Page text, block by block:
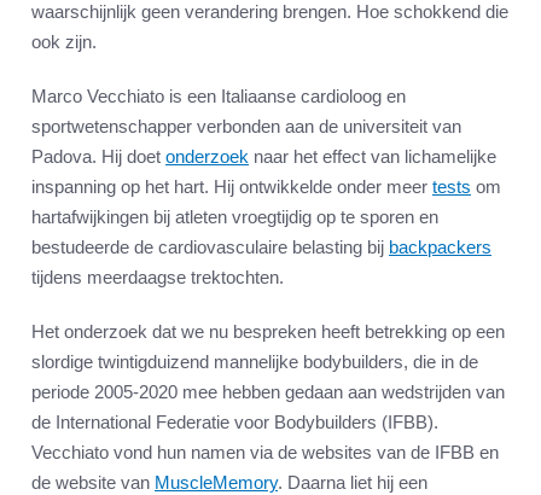
waarschijnlijk geen verandering brengen. Hoe schokkend die
ook zijn.
Marco Vecchiato is een Italiaanse cardioloog en
sportwetenschapper verbonden aan de universiteit van
Padova. Hij doet onderzoek naar het effect van lichamelijke
inspanning op het hart. Hij ontwikkelde onder meer tests om
hartafwijkingen bij atleten vroegtijdig op te sporen en
bestudeerde de cardiovasculaire belasting bij backpackers
tijdens meerdaagse trektochten.
Het onderzoek dat we nu bespreken heeft betrekking op een
slordige twintigduizend mannelijke bodybuilders, die in de
periode 2005-2020 mee hebben gedaan aan wedstrijden van
de International Federatie voor Bodybuilders (IFBB).
Vecchiato vond hun namen via de websites van de IFBB en
de website van MuscleMemory. Daarna liet hij een